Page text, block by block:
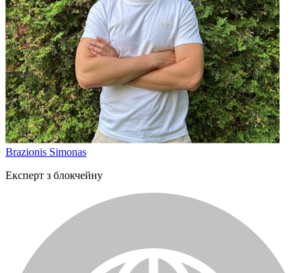
Brazionis Simonas
Експерт з блокчейну